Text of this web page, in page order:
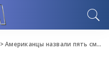
>Американцы назвали пять смартфонов, которыми они довольны больше всего. Среди них нет смартфонов Apple